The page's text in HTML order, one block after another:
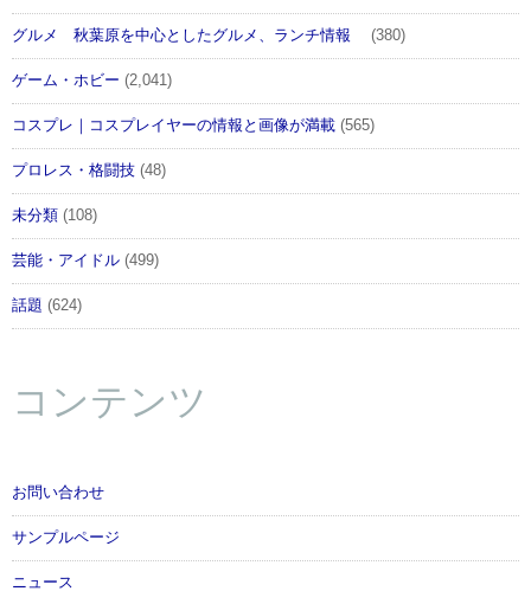
グルメ 秋葉原を中心としたグルメ、ランチ情報 (380)
ゲーム・ホビー (2,041)
コスプレ｜コスプレイヤーの情報と画像が満載 (565)
プロレス・格闘技 (48)
未分類 (108)
芸能・アイドル (499)
話題 (624)
コンテンツ
お問い合わせ
サンプルページ
ニュース